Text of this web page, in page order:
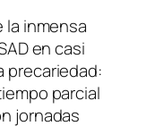
la inmensa
en casi
precariedad:
parcial
jornadas